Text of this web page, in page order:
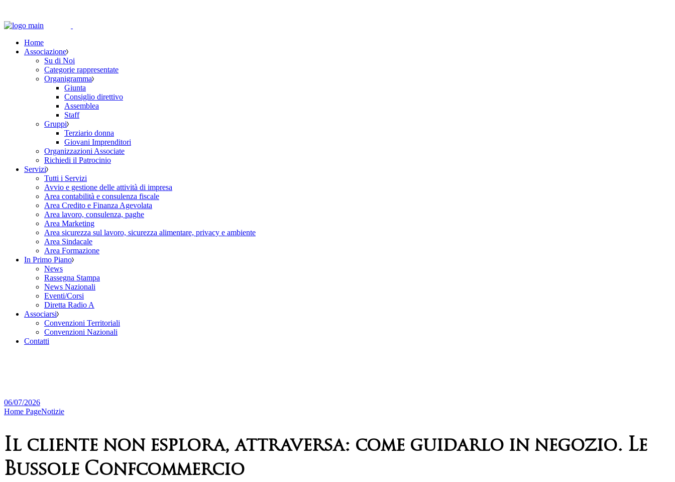
Home
Associazione
Su di Noi
Categorie rappresentate
Organigramma
Giunta
Consiglio direttivo
Assemblea
Staff
Gruppi
Terziario donna
Giovani Imprenditori
Organizzazioni Associate
Richiedi il Patrocinio
Servizi
Tutti i Servizi
Avvio e gestione delle attività di impresa
Area contabilità e consulenza fiscale
Area Credito e Finanza Agevolata
Area lavoro, consulenza, paghe
Area Marketing
Area sicurezza sul lavoro, sicurezza alimentare, privacy e ambiente
Area Sindacale
Area Formazione
In Primo Piano
News
Rassegna Stampa
News Nazionali
Eventi/Corsi
Diretta Radio A
Associarsi
Convenzioni Territoriali
Convenzioni Nazionali
Contatti
06/07/2026
Home PageNotizie
Il cliente non esplora, attraversa: come guidarlo in negozio. Le
Bussole Confcommercio